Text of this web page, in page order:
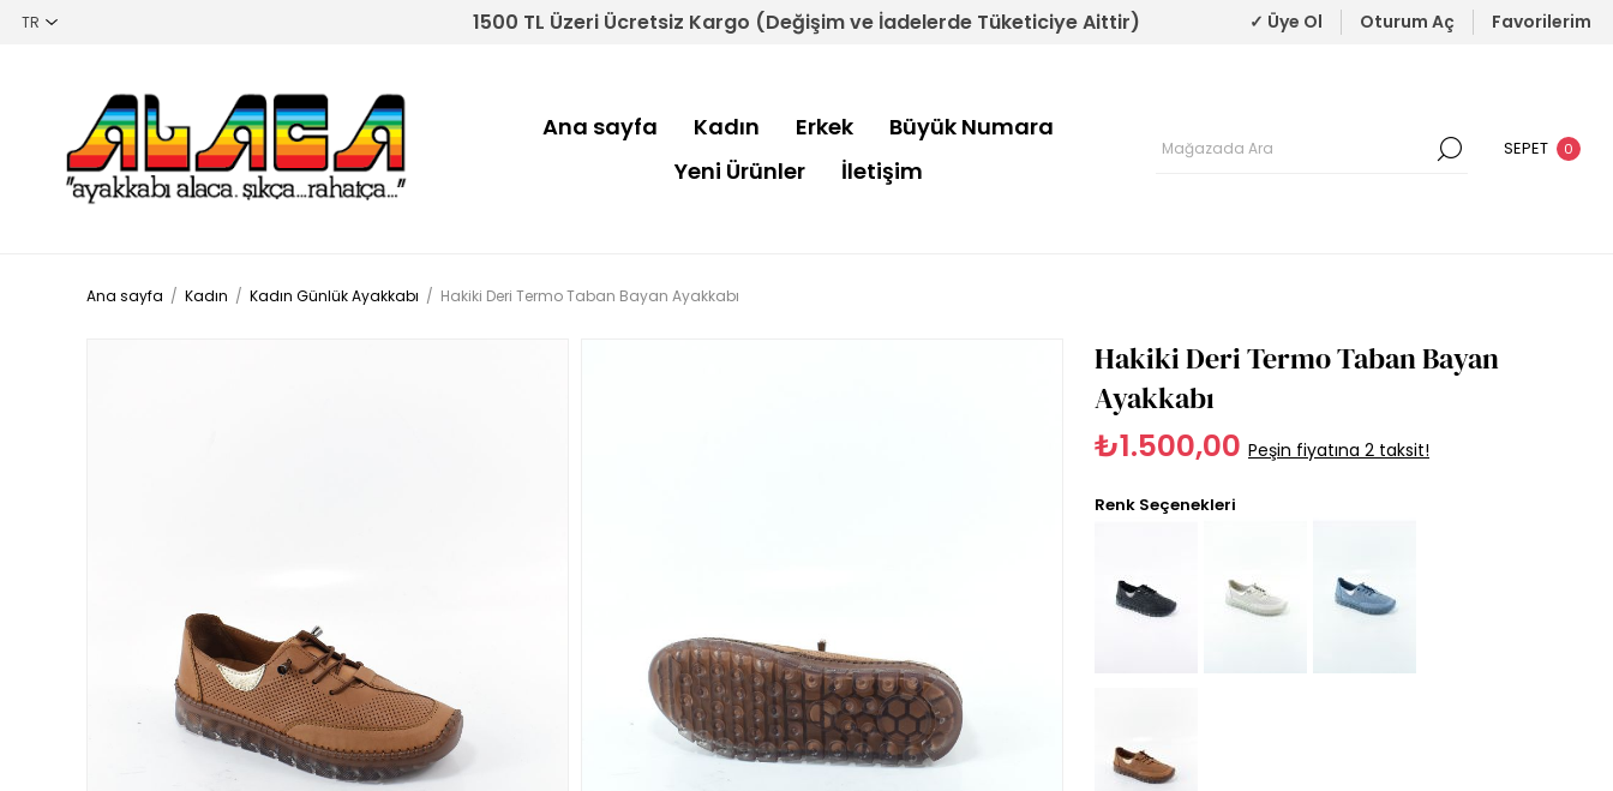
1500 TL Üzeri Ücretsiz Kargo (Değişim ve İadelerde Tüketiciye Aittir) ✓ Üye Ol Oturum Aç Favorilerim
Ana sayfa Kadın Erkek
Büyük Numara
Yeni Ürünler
İletişim
SEPET 0
Ana sayfa / Kadın / Kadın Günlük Ayakkabı / Hakiki Deri Termo Taban Bayan Ayakkabı
Hakiki Deri Termo Taban Bayan
Ayakkabı
₺1.500,00 Peşin fiyatına 2 taksit!
Renk Seçenekleri